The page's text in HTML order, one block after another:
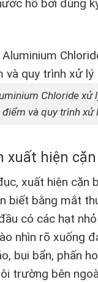
hồ bơi đúng
Chloride xử
điểm và quy trình xử
xuất hiện
xuất hiện cặn
biết bằng mắt
có các hạt
nhìn rõ xuống
bụi bẩn, phấn
trường bên